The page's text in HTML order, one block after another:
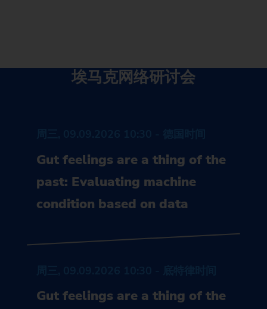
埃马克网络研讨会
Gut feelings are a thing of the
past: Evaluating machine
condition based on data
Gut feelings are a thing of the